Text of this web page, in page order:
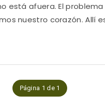
está afuera. El
nuestro corazón. Allí
Página 1 de 1